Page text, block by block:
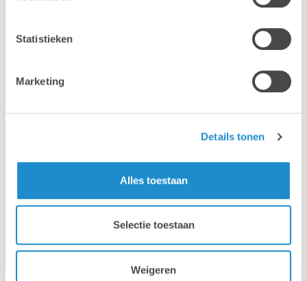
Statistieken
Marketing
Details tonen
Alles toestaan
Selectie toestaan
Weigeren
Mettez les applications à la disposition des
utilisateurs. Achetez des applications en gros et
choisissez votre méthode de mise en œuvre :
mettez les applications à disposition
service. Et configurez au préalable les
applications avec les paramètres dont les
utilisateurs ont besoin.